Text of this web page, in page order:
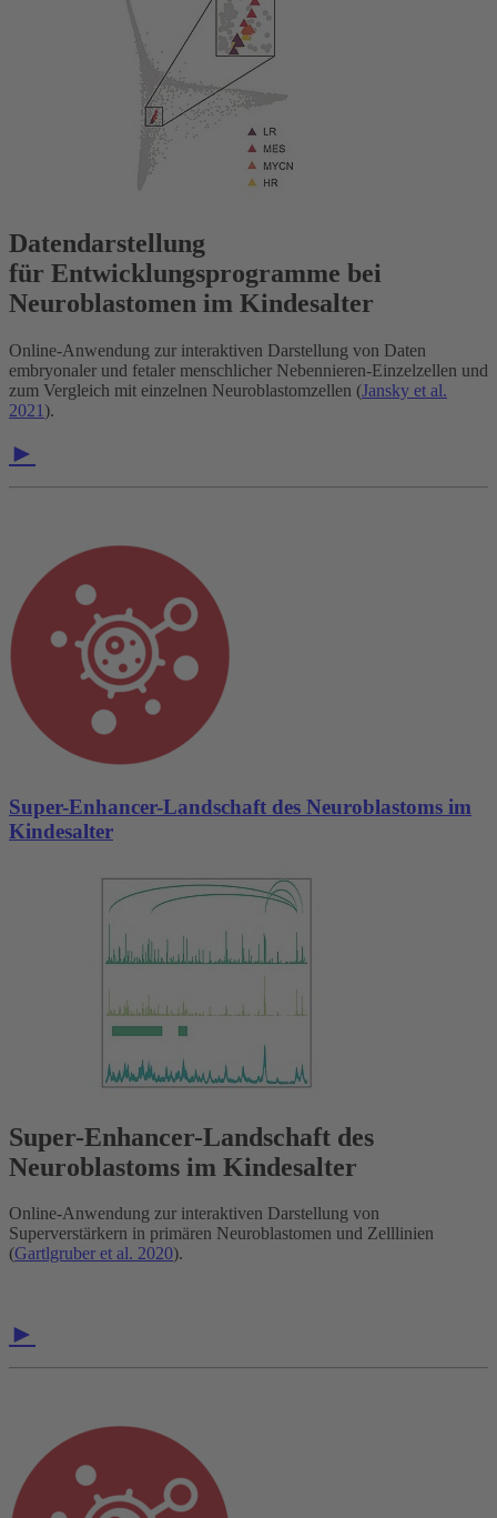
Datendarstellung
für Entwicklungsprogramme bei
Neuroblastomen im Kindesalter
Online-Anwendung zur interaktiven Darstellung von Daten
embryonaler und fetaler menschlicher Nebennieren-Einzelzellen und
zum Vergleich mit einzelnen Neuroblastomzellen (Jansky et al.
2021).
►
Super-Enhancer-Landschaft des Neuroblastoms im
Kindesalter
Super-Enhancer-Landschaft des
Neuroblastoms im Kindesalter
Online-Anwendung zur interaktiven Darstellung von
Superverstärkern in primären Neuroblastomen und Zelllinien
(Gartlgruber et al. 2020).
►